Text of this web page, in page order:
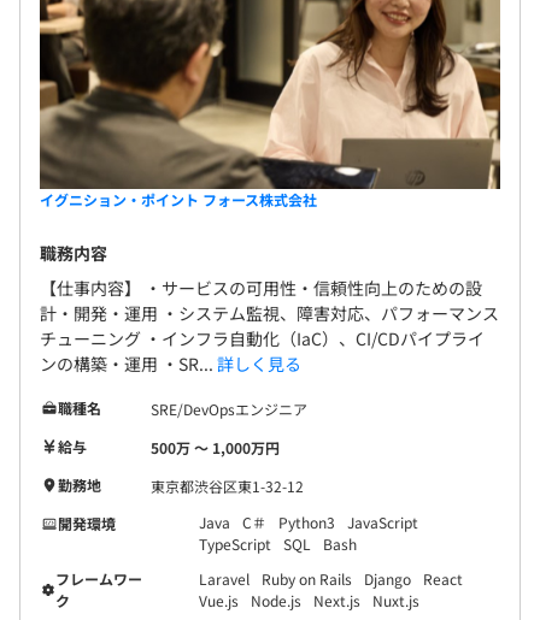
イグニション・ポイント フォース株式会社
職務内容
【仕事内容】 ・サービスの可用性・信頼性向上のための設
計・開発・運用 ・システム監視、障害対応、パフォーマンス
チューニング ・インフラ自動化（IaC）、CI/CDパイプライ
ンの構築・運用 ・SR... 詳しく見る
職種名
SRE/DevOpsエンジニア
給与
500万 〜 1,000万円
勤務地
東京都渋谷区東1-32-12
開発環境
Java C＃ Python3
JavaScript
TypeScript
SQL
Bash
フレームワー
ク
Laravel Ruby on Rails Django
React
Vue.js
Node.js Next.js Nuxt.js